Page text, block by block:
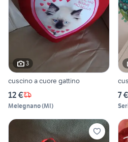
3
cuscino a cuore gattino
12 €
Melegnano(MI)
7 €